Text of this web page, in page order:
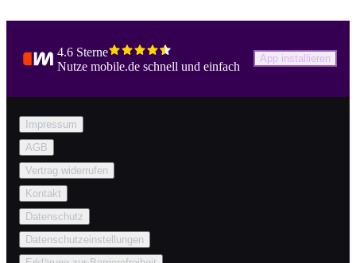
4.6 Sterne
Nutze mobile.de schnell und einfach
App installieren
Impressum
AGB
Vertrag widerrufen
Kontakt
Datenschutz
Datenschutzeinstellungen